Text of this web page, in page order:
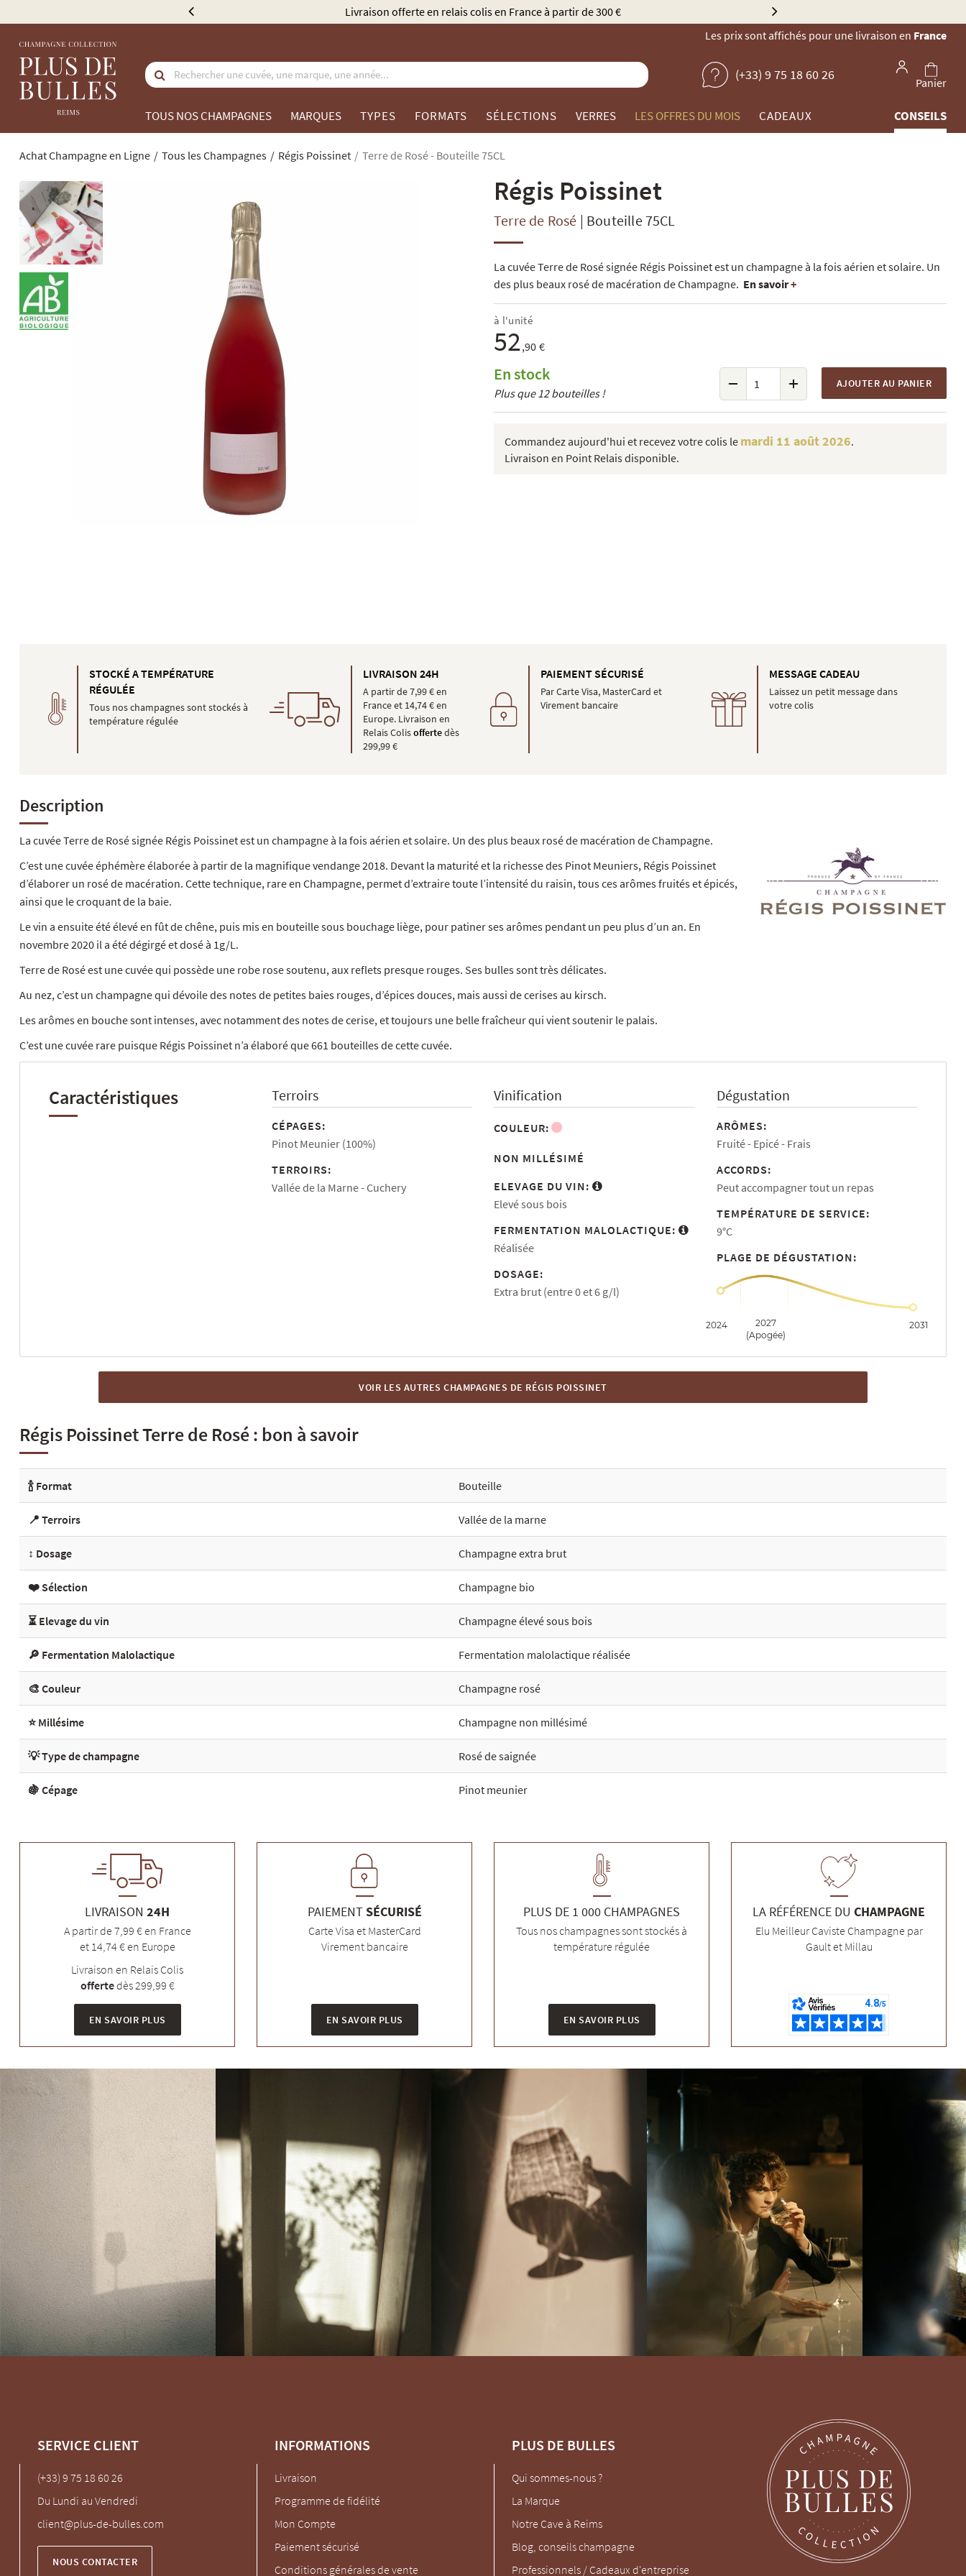
Élu Meilleur Caviste Champagne par Gault & Millau
Les prix sont affichés pour une livraison en France
(+33) 9 75 18 60 26
Panier
TOUS NOS CHAMPAGNES MARQUES TYPES FORMATS SÉLECTIONS VERRES LES OFFRES DU MOIS CADEAUX CONSEILS
Achat Champagne en Ligne Tous les Champagnes Régis Poissinet Terre de Rosé - Bouteille 75CL
Régis Poissinet
Terre de Rosé | Bouteille 75CL
La cuvée Terre de Rosé signée Régis Poissinet est un champagne à la fois aérien et solaire. Un
des plus beaux rosé de macération de Champagne. En savoir+
à l'unité
52,90 €
En stock
Plus que 12 bouteilles !
AJOUTER AU PANIER
Commandez aujourd'hui et recevez votre colis le mardi 11 août 2026.
Livraison en Point Relais disponible.
STOCKÉ A TEMPÉRATURE
RÉGULÉE
Tous nos champagnes sont stockés à
température régulée
LIVRAISON 24H
A partir de 7,99 € en
France et 14,74 € en
Europe. Livraison en
Relais Colisoffertedès
299,99 €
PAIEMENT SÉCURISÉ
Par Carte Visa, MasterCard et
Virement bancaire
MESSAGE CADEAU
Laissez un petit message dans
votre colis
Description
La cuvée Terre de Rosé signée Régis Poissinet est un champagne à la fois aérien et solaire. Un des plus beaux rosé de macération de Champagne.
C’est une cuvée éphémère élaborée à partir de la magnifique vendange 2018. Devant la maturité et la richesse des Pinot Meuniers, Régis Poissinet
d’élaborer un rosé de macération. Cette technique, rare en Champagne, permet d’extraire toute l’intensité du raisin, tous ces arômes fruités et épicés,
ainsi que le croquant de la baie.
Le vin a ensuite été élevé en fût de chêne, puis mis en bouteille sous bouchage liège, pour patiner ses arômes pendant un peu plus d’un an. En
novembre 2020 il a été dégirgé et dosé à 1g/L.
Terre de Rosé est une cuvée qui possède une robe rose soutenu, aux reflets presque rouges. Ses bulles sont très délicates.
Au nez, c’est un champagne qui dévoile des notes de petites baies rouges, d’épices douces, mais aussi de cerises au kirsch.
Les arômes en bouche sont intenses, avec notamment des notes de cerise, et toujours une belle fraîcheur qui vient soutenir le palais.
C’est une cuvée rare puisque Régis Poissinet n’a élaboré que 661 bouteilles de cette cuvée.
Caractéristiques Terroirs
CÉPAGES:
Pinot Meunier (100%)
TERROIRS:
Vallée de la Marne
Cuchery
Vinification
COULEUR:
NON MILLÉSIMÉ
ELEVAGE DU VIN:
Elevé sous bois
FERMENTATION MALOLACTIQUE:
Réalisée
DOSAGE:
Extra brut (entre 0 et 6 g/l)
Dégustation
ARÔMES:
Fruité
Epicé
Frais
ACCORDS:
Peut accompagner tout un repas
TEMPÉRATURE DE SERVICE:
9°C
PLAGE DE DÉGUSTATION:
2024
2027
(Apogée)
2031
VOIR LES AUTRES CHAMPAGNES DE RÉGIS POISSINET
Régis Poissinet Terre de Rosé : bon à savoir
🍾 Format Bouteille
📍 Terroirs Vallée de la marne
↕️ Dosage Champagne extra brut
❤️ Sélection Champagne bio
⏳ Elevage du vin Champagne élevé sous bois
🔎 Fermentation Malolactique Fermentation malolactique réalisée
🎨 Couleur Champagne rosé
⭐ Millésime Champagne non millésimé
💡 Type de champagne Rosé de saignée
🍇 Cépage Pinot meunier
LIVRAISON 24H
A partir de 7,99 € en France
et 14,74 € en Europe
Livraison en Relais Colis
offertedès 299,99 €
EN SAVOIR PLUS
PAIEMENTSÉCURISÉ
Carte Visa et MasterCard
Virement bancaire
EN SAVOIR PLUS
PLUS DE 1 000 CHAMPAGNES
Tous nos champagnes sont stockés à
température régulée
EN SAVOIR PLUS
LA RÉFÉRENCE DU CHAMPAGNE
Elu Meilleur Caviste Champagne par
Gault et Millau
SERVICE CLIENT
(+33) 9 75 18 60 26
Du Lundi au Vendredi
client@plus-de-bulles.com
NOUS CONTACTER
INFORMATIONS
Livraison
Programme de fidélité
Mon Compte
Paiement sécurisé
Conditions générales de vente
PLUS DE BULLES
Qui sommes-nous ?
La Marque
Notre Cave à Reims
Blog, conseils champagne
Professionnels / Cadeaux d'entreprise